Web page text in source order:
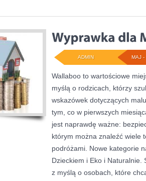
MAJ -
ADMIN
Wallaboo to wartościowe
myślą o rodzicach, którzy
wskazówek dotyczących
tym, co w pierwszych
jest naprawdę ważne:
którym można znaleźć wiele
podróżami. Nowe kategorie
Dzieckiem i Eko i Naturalnie.
z myślą o osobach, które